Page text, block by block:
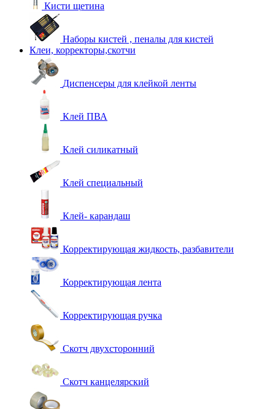
Кисти щетина
Наборы кистей , пеналы для кистей
Клеи, корректоры,скотчи
Диспенсеры для клейкой ленты
Клей ПВА
Клей силикатный
Клей специальный
Клей- карандаш
Корректирующая жидкость, разбавители
Корректирующая лента
Корректирующая ручка
Скотч двухсторонний
Скотч канцелярский